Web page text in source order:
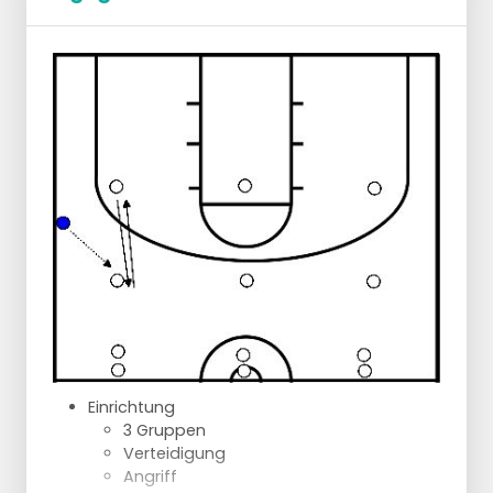
Einrichtung:
Alle an der Grundlinie
Wichtig ist, dass sie in einer geraden Linie
Nach dem letzten Pass spielen wir 1 gegen 1
um die Mittellinie
Die Verteidigung macht die Mitte zu und
drängt den Angreifer an die Seitenlinie.
Variante:
Der zusätzliche Verteidiger darf nur
helfen, wenn der Angreifer zur
Wenn der Angreifer in die Mitte geht,
gibt es keine Hilfe.
Dies soll den Spieler zwingen, nicht in
die Mitte zu gehen.
Einrichtung
3 Gruppen
Verteidigung
Angriff